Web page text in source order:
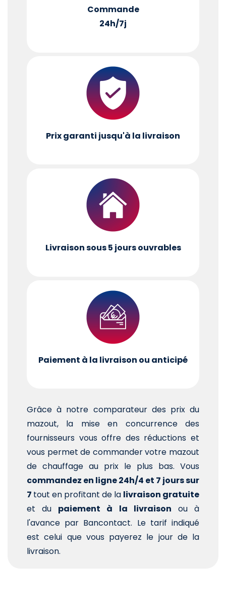
Commande
24h/7j
Prix garanti jusqu'à la livraison
Livraison sous 5 jours ouvrables
Paiement à la livraison ou anticipé
Grâce à notre comparateur des prix du
mazout, la mise en concurrence des
fournisseurs vous offre des réductions et
vous permet de commander votre mazout
de chauffage au prix le plus bas. Vous
commandez en ligne 24h/4 et 7 jours sur
7 tout en profitant de la livraison gratuite
et du paiement à la livraison ou à
l'avance par Bancontact. Le tarif indiqué
est celui que vous payerez le jour de la
livraison.